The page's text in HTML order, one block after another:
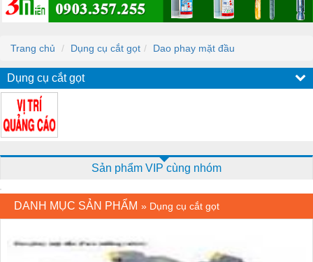
Trang chủ Dụng cụ cắt gọt Dao phay mặt đầu
Dụng cụ cắt gọt
Sản phẩm VIP cùng nhóm
DANH MỤC SẢN PHẨM » Dụng cụ cắt gọt